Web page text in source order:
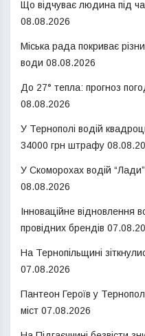
Що відчуває людина під
08.08.2026
Міська рада покриває
води 08.08.2026
До 27° тепла: прогноз
08.08.2026
У Тернополі водій
34000 грн штрафу
У Скоморохах водій “Лади”
08.08.2026
Інноваційне відновлення
провідних брендів
На Тернопільщині
07.08.2026
Пантеон Героїв у
міст 07.08.2026